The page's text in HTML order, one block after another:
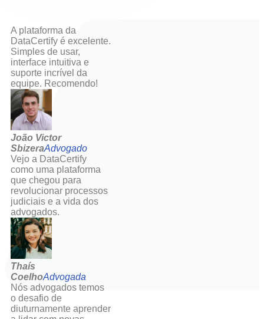
A plataforma da
DataCertify é excelente.
Simples de usar,
interface intuitiva e
suporte incrível da
equipe. Recomendo!
João Victor
SbizeraAdvogado
Vejo a DataCertify
como uma plataforma
que chegou para
revolucionar processos
judiciais e a vida dos
advogados.
Thaís
CoelhoAdvogada
Nós advogados temos
o desafio de
diuturnamente aprender